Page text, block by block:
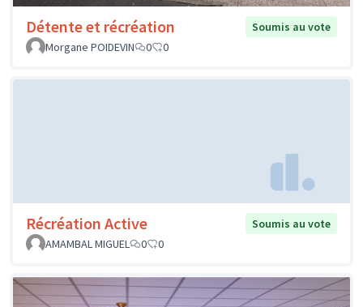
Détente et récréation
Soumis au vote
Morgane POIDEVIN
0 0
Récréation Active
Soumis au vote
AMAMBAL MIGUEL
0 0